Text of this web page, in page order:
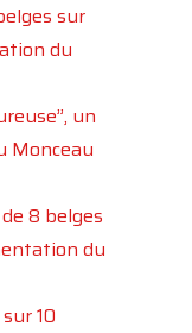
sur
du
un
Monceau
8 belges
du
10